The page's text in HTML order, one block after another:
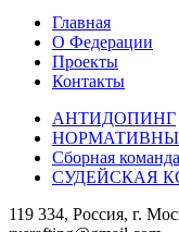
Главная
О Федерации
Проекты
Контакты
АНТИДОПИНГ
Сборная
СУДЕЙСКАЯ
119 334, Россия, г.